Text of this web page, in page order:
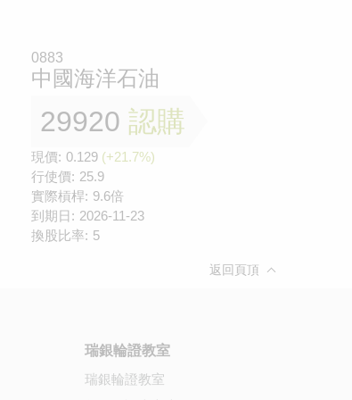
0883
中國海洋石油
29920 認購
現價: 0.129 (+21.7%)
行使價: 25.9
實際槓桿: 9.6倍
到期日: 2026-11-23
換股比率: 5
返回頁頂
瑞銀輪證教室
瑞銀輪證教室